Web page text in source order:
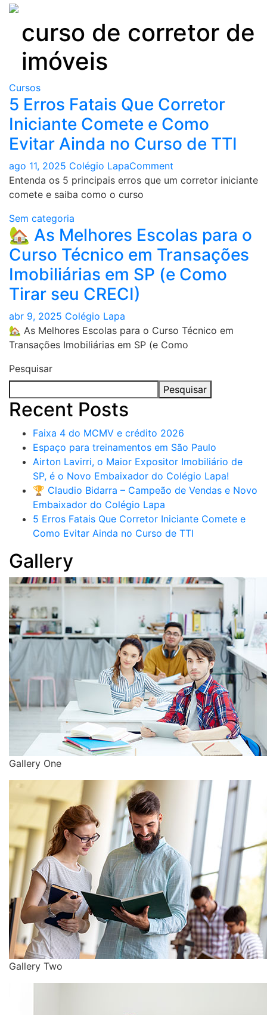
Skip
contentcurso de corretor de
imóveis
Cursos
5 Erros Fatais Que Corretor
Iniciante Comete e Como
Evitar Ainda no Curso de TTI​
ago 11, 2025 Colégio LapaComment
5
Corretor
Iniciante
Comete
e
no
Curso
TTI​
Entenda os 5 principais erros que um corretor iniciante
comete e saiba como o curso
Sem categoria
🏡 As Melhores Escolas para o
Curso Técnico em Transações
Imobiliárias em SP (e Como
Tirar seu CRECI)
abr 9, 2025 Colégio Lapa
🏡 As Melhores Escolas para o Curso Técnico em
Transações Imobiliárias em SP (e Como
Pesquisar
Pesquisar
Recent Posts
Faixa 4 do MCMV e crédito 2026
Espaço para treinamentos em São Paulo
Airton Lavirri, o Maior Expositor Imobiliário de
SP, é o Novo Embaixador do Colégio Lapa!
🏆 Claudio Bidarra – Campeão de Vendas e Novo
Embaixador do Colégio Lapa
5 Erros Fatais Que Corretor Iniciante Comete e
Como Evitar Ainda no Curso de TTI​
Gallery
Gallery One
Gallery Two